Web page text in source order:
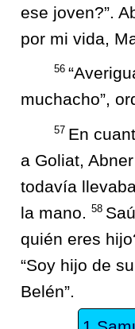
ese joven?”.
por mi vida,
56
muchacho”,
57 En
a Goliat,
todavía
la mano. 58
quién eres
“Soy hijo de
Belén”.